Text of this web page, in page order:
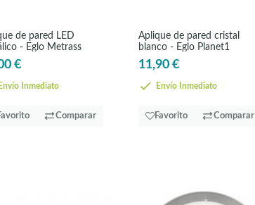
de pared LED
- Eglo Metrass
€
Envío Inmediato
Comparar
Aplique de pared cristal
blanco - Eglo Planet1
11,90 €
Envío Inmediato
Favorito Comparar